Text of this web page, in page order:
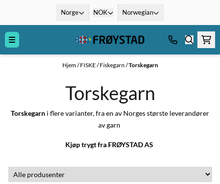
Norge NOK Norwegian
Hjem/FISKE/Fiskegarn /Torskegarn
Torskegarn
Torskegarn i flere varianter, fra en av Norges største leverandører
av garn
Kjøp trygt fra FRØYSTAD AS